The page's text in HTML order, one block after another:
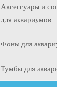
Аксессуары и
для аквариумов
Фоны для
Тумбы для